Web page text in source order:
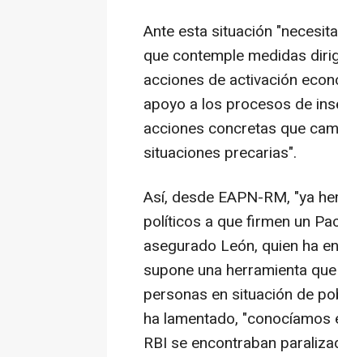
Ante esta situación
que contemple medidas
acciones de activación
apoyo a los procesos de
acciones concretas que
situaciones precarias".
Así, desde EAPN-RM, "ya
políticos a que firmen un
asegurado León, quien ha
supone una herramienta
personas en situación de
ha lamentado,
RBI se encontraban